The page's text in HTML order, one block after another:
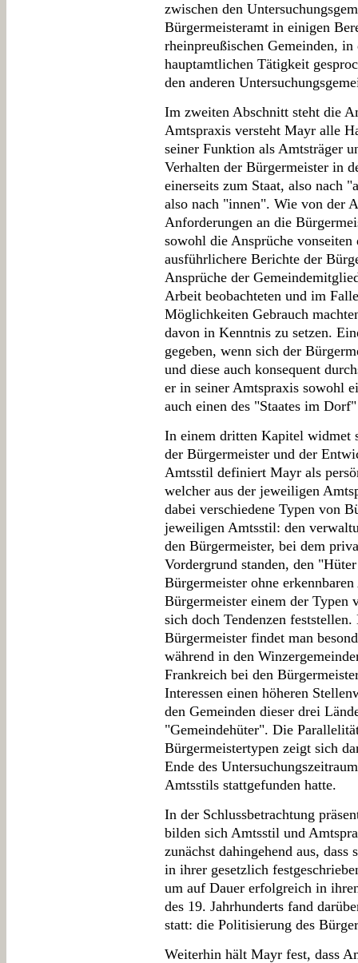
zwischen den
Bürgermeisteramt in einigen
rheinpreußischen Gemeinden,
hauptamtlichen Tätigkeit
den anderen
Im zweiten Abschnitt steht die
Amtspraxis versteht Mayr alle
seiner Funktion als Amtsträger
Verhalten der Bürgermeister in
einerseits zum Staat, also nach
also nach "innen". Wie von der
Anforderungen an die
sowohl die Ansprüche
ausführlichere Berichte der
Ansprüche der
Arbeit beobachteten und im
Möglichkeiten Gebrauch
davon in Kenntnis zu setzen.
gegeben, wenn sich der
und diese auch konsequent
er in seiner Amtspraxis sowohl
auch einen des "Staates im
In einem dritten Kapitel widmet
der Bürgermeister und der
Amtsstil definiert Mayr als
welcher aus der jeweiligen
dabei verschiedene Typen von
jeweiligen Amtsstil: den
den Bürgermeister, bei dem
Vordergrund standen, den
Bürgermeister ohne
Bürgermeister einem der Typen
sich doch Tendenzen
Bürgermeister findet man
während in den
Frankreich bei den
Interessen einen höheren
den Gemeinden dieser drei
"Gemeindehüter". Die
Bürgermeistertypen zeigt sich
Ende des
Amtsstils stattgefunden hatte.
In der Schlussbetrachtung
bilden sich Amtsstil und
zunächst dahingehend aus,
in ihrer gesetzlich
um auf Dauer erfolgreich in
des 19. Jahrhunderts fand
statt: die Politisierung des
Weiterhin hält Mayr fest, dass